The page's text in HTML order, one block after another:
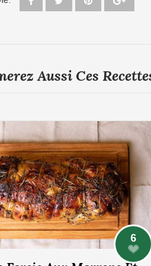
Aussi Ces
6